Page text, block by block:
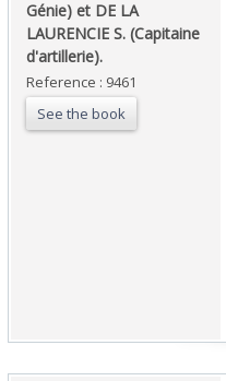
Génie) et DE LA
LAURENCIE S. (Capitaine
d'artillerie).‎
Reference : 9461
See the book